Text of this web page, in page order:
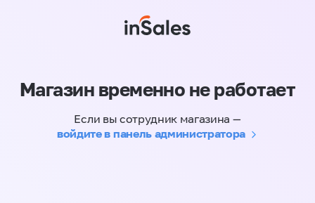
Магазин временно не работает
Если вы сотрудник магазина —
войдите в панель администратора